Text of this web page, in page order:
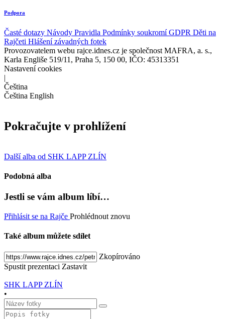
Podpora
Časté dotazy Návody Pravidla Podmínky soukromíGDPR Děti na
Rajčeti Hlášení závadných fotek
Provozovatelem webu rajce.idnes.cz je společnost MAFRA, a. s.,
Karla Engliše 519/11, Praha 5, 150 00, IČO: 45313351
Nastavení cookies
|
Čeština
Čeština English
Pokračujte v prohlížení
Další alba od SHK LAPP ZLÍN
Podobná alba
Jestli se vám album líbí…
Přihlásit se na Rajče Prohlédnout znovu
Také album můžete sdílet
Zkopírováno
Spustit prezentaci Zastavit
SHK LAPP ZLÍN
•